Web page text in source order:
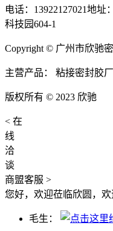
电话：13922127021地址
科技园604-1
Copyright © 广州市欣驰
主营产品： 粘接密封胶
版权所有 © 2023 欣驰
< 在
线
洽
谈
商盟客服 >
您好，欢迎莅临欣圆，欢
毛生：